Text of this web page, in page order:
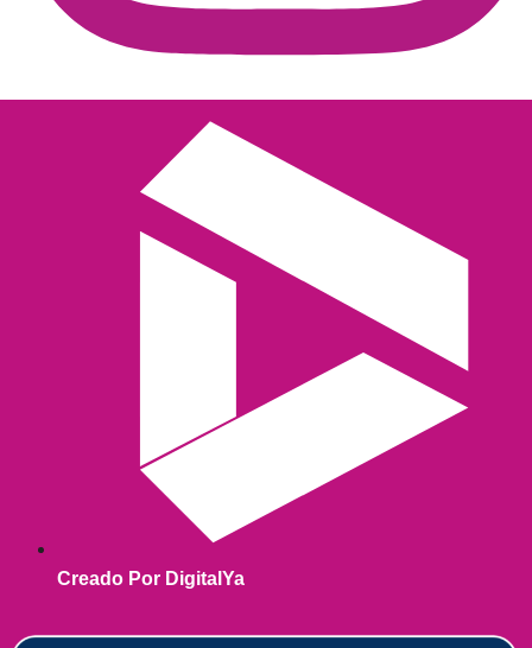
Creado Por DigitalYa